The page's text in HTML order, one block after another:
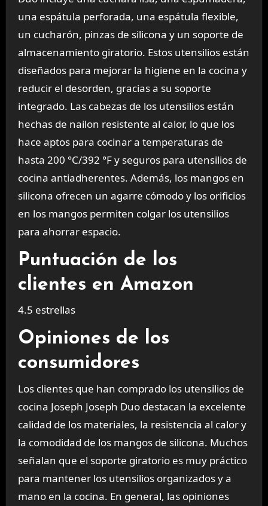
una espátula perforada, una espátula flexible,
un cucharón, pinzas de silicona y un soporte de
almacenamiento giratorio. Estos utensilios están
diseñados para mejorar la higiene en la cocina y
reducir el desorden, gracias a su soporte
integrado. Las cabezas de los utensilios están
hechas de nailon resistente al calor, lo que los
hace aptos para cocinar a temperaturas de
hasta 200 °C/392 °F y seguros para utensilios de
cocina antiadherentes. Además, los mangos en
silicona ofrecen un agarre cómodo y los orificios
en los mangos permiten colgar los utensilios
para ahorrar espacio.
Puntuación de los
clientes en Amazon
4.5 estrellas
Opiniones de los
consumidores
Los clientes que han comprado los utensilios de
cocina Joseph Joseph Duo destacan la excelente
calidad de los materiales, la resistencia al calor y
la comodidad de los mangos de silicona. Muchos
señalan que el soporte giratorio es muy práctico
para mantener los utensilios organizados y a
mano en la cocina. En general, las opiniones